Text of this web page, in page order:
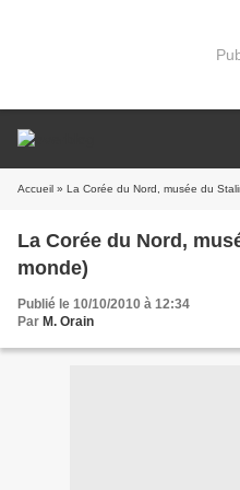
Accueil » La Corée du Nord, musée du
La Corée du Nord,
monde)
Publié le 10/10/2010 à 12:34
Par M. Orain